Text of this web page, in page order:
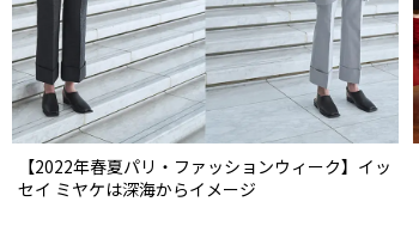
【2022年春夏パリ・ファッションウィーク】イッ
セイ ミヤケは深海からイメージ